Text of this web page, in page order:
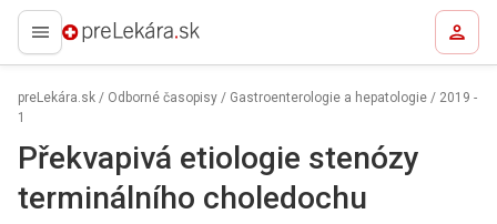
preLekára.sk
preLekára.sk / Odborné časopisy / Gastroenterologie a hepatologie / 2019 -
1
Překvapivá etiologie stenózy
terminálního choledochu